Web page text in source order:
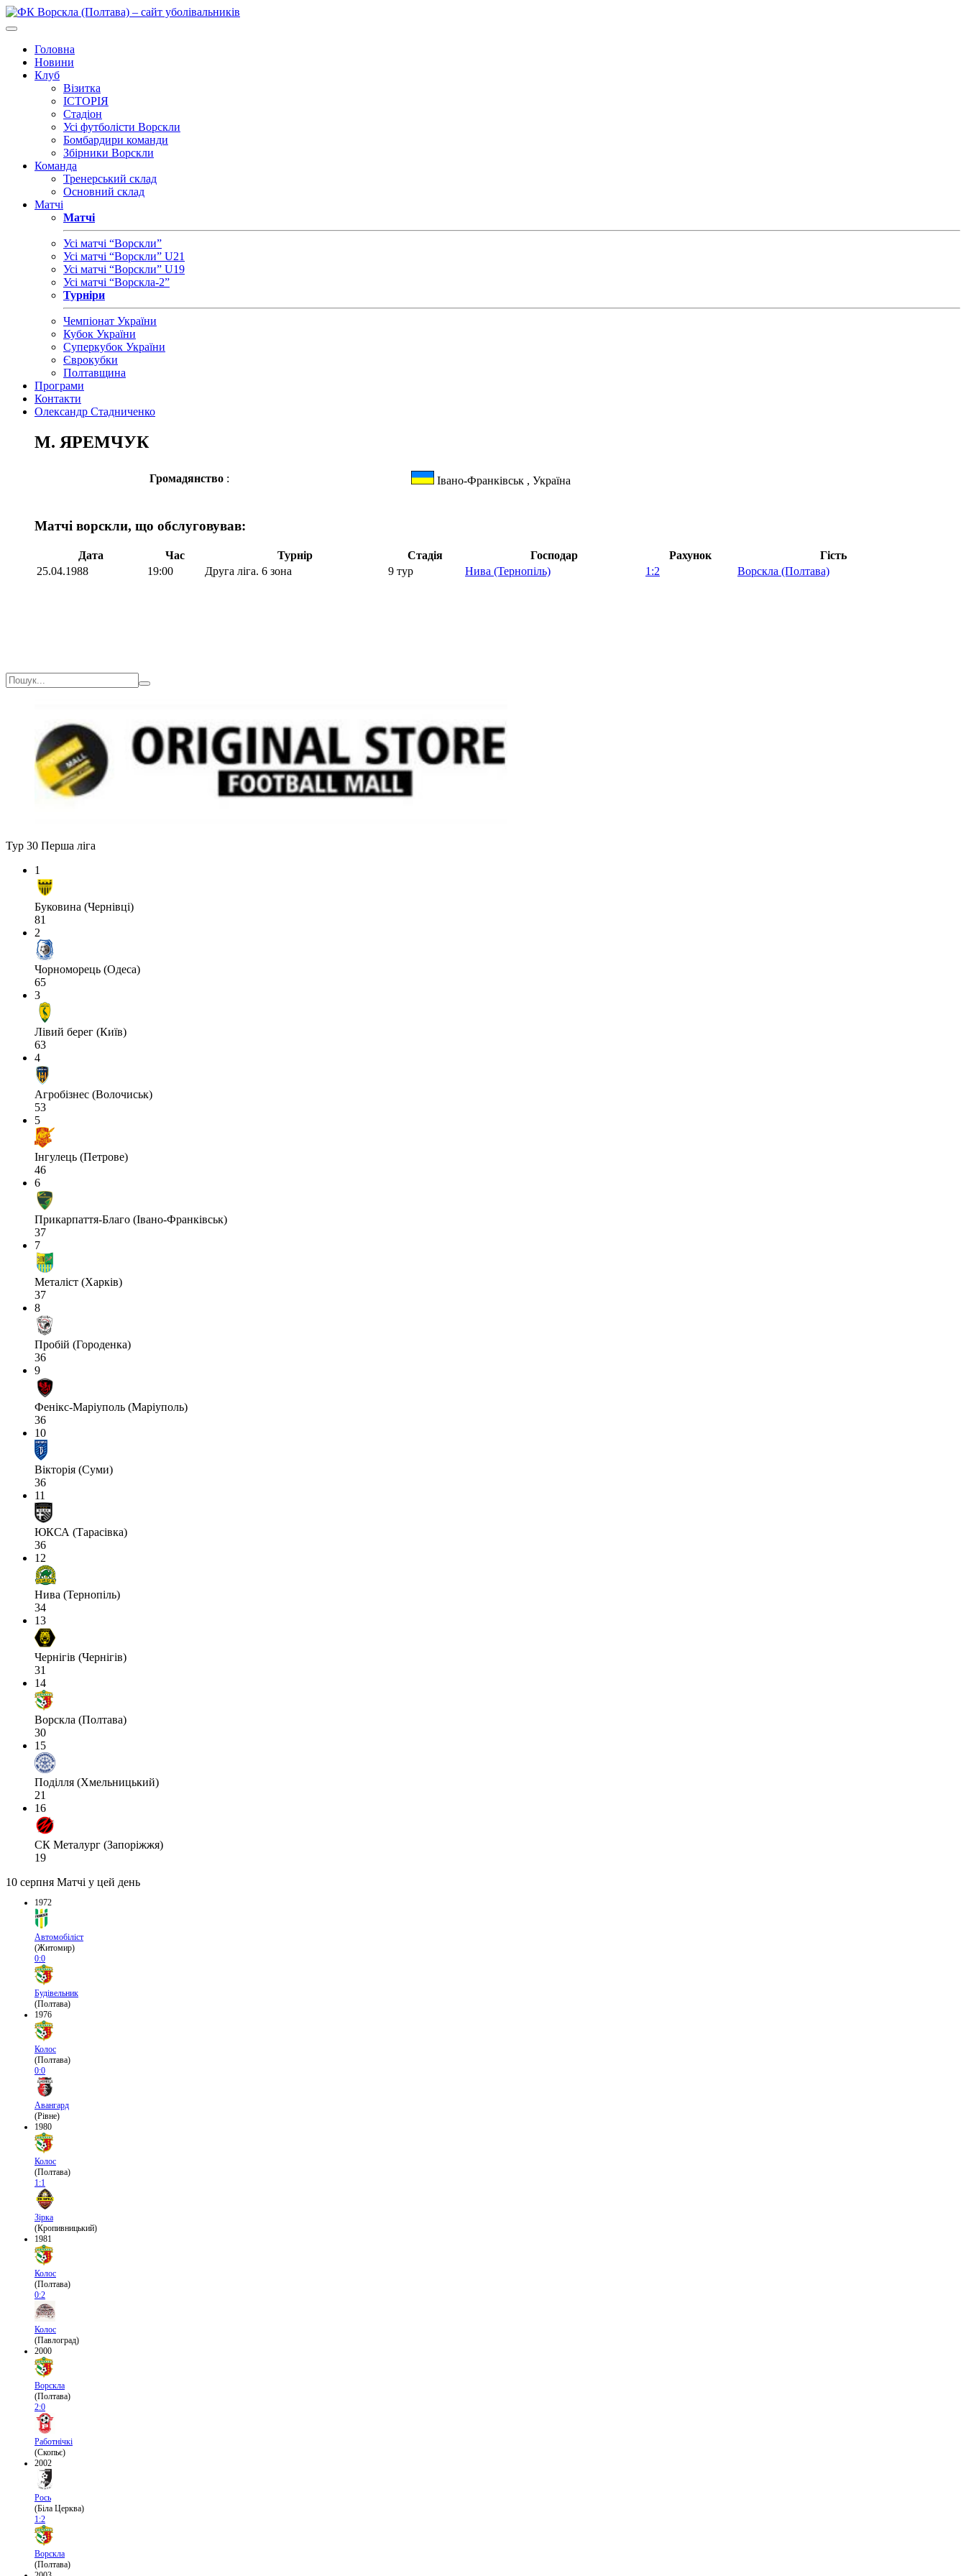
Головна
Новини
Клуб
Візитка
ІСТОРІЯ
Стадіон
Усі футболісти Ворскли
Бомбардири команди
Збірники Ворскли
Команда
Тренерський склад
Основний склад
Матчі
Матчі
Усі матчі “Ворскли”
Усі матчі “Ворскли” U21
Усі матчі “Ворскли” U19
Усі матчі “Ворскла-2”
Турніри
Чемпіонат України
Кубок України
Суперкубок України
Єврокубки
Полтавщина
Програми
Контакти
Олександр Стадниченко
М. ЯРЕМЧУК
Громадянство : Івано-Франківськ , Україна
Матчі ворскли, що обслуговував:
Дата Час Турнір Стадія Господар Рахунок
Гість
25.04.1988
19:00 Друга ліга. 6 зона 9 тур Нива (Тернопіль) 1:2 Ворскла (Полтава)
Тур 30 Перша ліга
1
Буковина (Чернівці)
81
2
Чорноморець (Одеса)
65
3
Лівий берег (Київ)
63
4
Агробізнес (Волочиськ)
53
5
Інгулець (Петрове)
46
6
Прикарпаття-Благо (Івано-Франківськ)
37
7
Металіст (Харків)
37
8
Пробій (Городенка)
36
9
Фенікс-Маріуполь (Маріуполь)
36
10
Вікторія (Суми)
36
11
ЮКСА (Тарасівка)
36
12
Нива (Тернопіль)
34
13
Чернігів (Чернігів)
31
14
Ворскла (Полтава)
30
15
Поділля (Хмельницький)
21
16
СК Металург (Запоріжжя)
19
10 серпня Матчі у цей день
1972
Автомобіліст
(Житомир)
0:0
Будівельник
(Полтава)
1976
Колос
(Полтава)
0:0
Авангард
(Рівне)
1980
Колос
(Полтава)
1:1
Зірка
(Кропивницький)
1981
Колос
(Полтава)
0:2
Колос
(Павлоград)
2000
Ворскла
(Полтава)
2:0
Работнічкі
(Скопьє)
2002
Рось
(Біла Церква)
1:2
Ворскла
(Полтава)